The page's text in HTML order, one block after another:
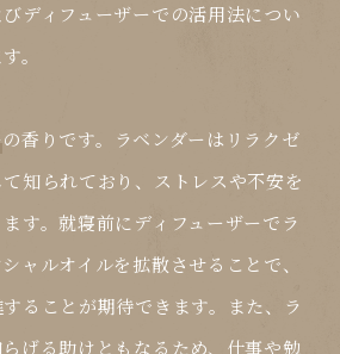
ディフューザーでの活用法につい
。
の香りです。ラベンダーはリラクゼ
知られており、ストレスや不安を
す。就寝前にディフューザーでラ
ャルオイルを拡散させることで、
ることが期待できます。また、ラ
げる助けともなるため、仕事や勉